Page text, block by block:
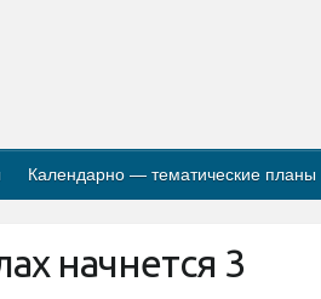
Календарно — тематические планы
начнется 3